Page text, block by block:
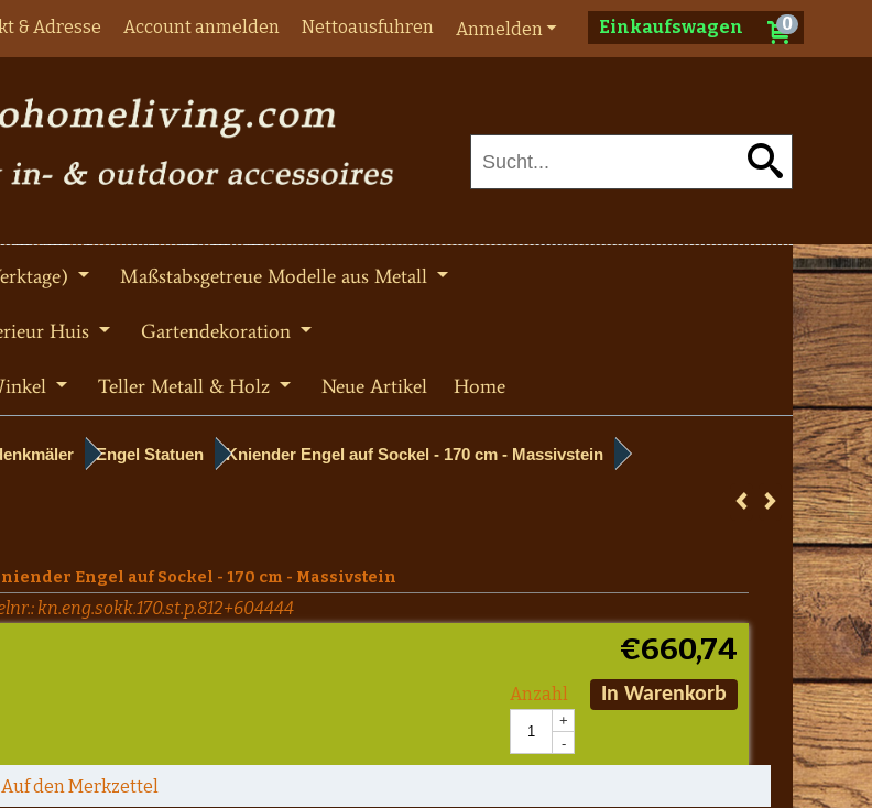
Einkaufswagen 0
Anmelden
& Adresse Account anmelden Nettoausfuhren
Maßstabsgetreue Modelle aus Metall
Huis Gartendekoration
Teller Metall & Holz Neue Artikel Home
Engel Statuen Kniender Engel auf Sockel - 170 cm - Massivstein
Engel auf Sockel - 170 cm - Massivstein
kn.eng.sokk.170.st.p.812+604444
€660,74
Anzahl
+
-
In Warenkorb
Auf den Merkzettel